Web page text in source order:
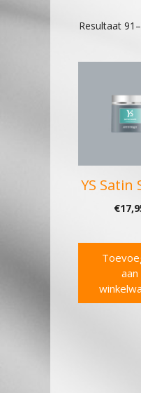
Resultaat
YS Satin
€
aan